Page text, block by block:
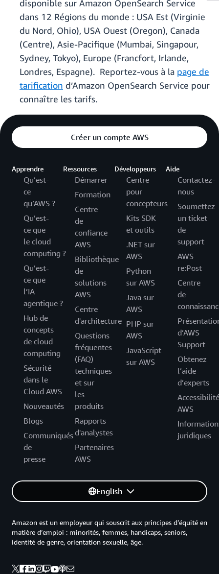
disponible sur Amazon OpenSearch Service
dans 12 Régions du monde : USA Est (Virginie
du Nord, Ohio), USA Ouest (Oregon), Canada
(Centre), Asie-Pacifique (Mumbai, Singapour,
Sydney, Tokyo), Europe (Francfort, Irlande,
Londres, Espagne). Reportez-vous à la page de
tarification d’Amazon OpenSearch Service pour
connaître les tarifs.
Créer un compte AWS
Apprendre
Qu’est-
ce
qu’AWS ?
Qu’est-
ce que
le cloud
computing ?
Qu’est-
ce que
l’IA
agentique ?
Hub de
concepts
de cloud
computing
Sécurité
dans le
Cloud AWS
Nouveautés
Blogs
Communiqués
de
presse
Ressources
Démarrer
Formation
Centre
de
confiance
AWS
Bibliothèque
de
solutions
AWS
Centre
d'architecture
Questions
fréquentes
(FAQ)
techniques
et sur
les
produits
Rapports
d'analystes
Partenaires
AWS
Développeurs
Centre
pour
concepteurs
Kits SDK
et outils
.NET sur
AWS
Python
sur AWS
Java sur
AWS
PHP sur
AWS
JavaScript
sur AWS
Aide
Contactez-
nous
Soumettez
un ticket
de
support
AWS
re:Post
Centre
de
d’AWS
Support
Obtenez
l’aide
d’experts
Accessibilité
AWS
juridiques
English
Amazon est un employeur qui souscrit aux principes d’équité en
matière d’emploi : minorités, femmes, handicaps, seniors,
identité de genre, orientation sexuelle, âge.